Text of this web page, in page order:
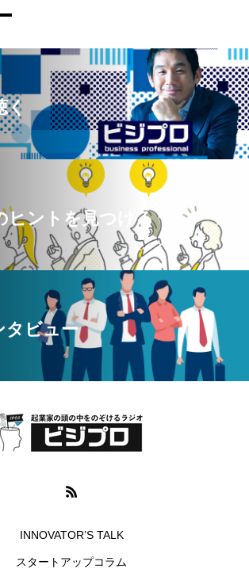
く
ヒントを見つける
タビュー
INNOVATOR’S TALK
スタートアップコラム